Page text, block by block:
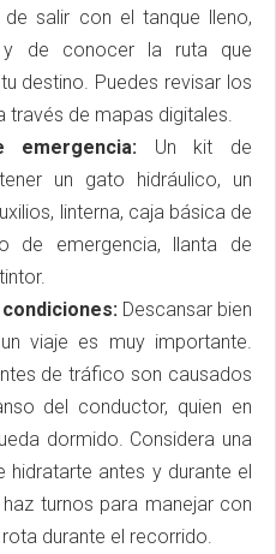
de salir con el tanque lleno,
y de conocer la ruta que
destino. Puedes revisar los
través de mapas digitales.
Un kit de
un gato hidráulico, un
linterna, caja básica de
de emergencia, llanta de
Descansar bien
viaje es muy importante.
de tráfico son causados
del conductor, quien en
dormido. Considera una
antes y durante el
turnos para manejar con
durante el recorrido.